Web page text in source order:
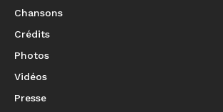
Chansons
Crédits
Photos
Vidéos
Presse